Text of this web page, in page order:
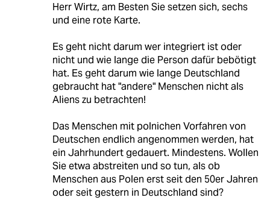
Herr Wirtz, am Besten Sie setzen sich, sechs
und eine rote Karte.
Es geht nicht darum wer integriert ist oder
nicht und wie lange die Person dafür bebötigt
hat. Es geht darum wie lange Deutschland
gebraucht hat "andere" Menschen nicht als
Aliens zu betrachten!
Das Menschen mit polnichen Vorfahren von
Deutschen endlich angenommen werden, hat
ein Jahrhundert gedauert. Mindestens. Wollen
Sie etwa abstreiten und so tun, als ob
Menschen aus Polen erst seit den 50er Jahren
oder seit gestern in Deutschland sind?